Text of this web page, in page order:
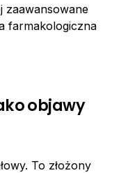
zaawansowane
farmakologiczna
objawy
To złożony